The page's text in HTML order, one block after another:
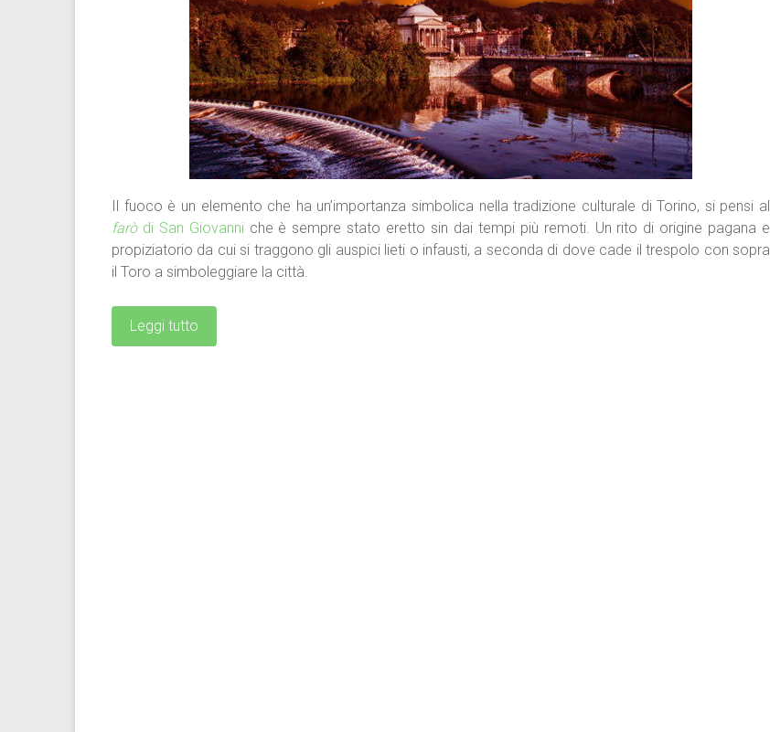
Il fuoco è un elemento che ha un’importanza simbolica nella tradizione culturale di Torino, si pensi al
faròdi San Giovanniche è sempre stato eretto sin dai tempi più remoti. Un rito di origine pagana e
propiziatorio da cui si traggono gli auspici lieti o infausti, a seconda di dove cade il trespolo con sopra
il Toro a simboleggiare la città.
Leggi tutto